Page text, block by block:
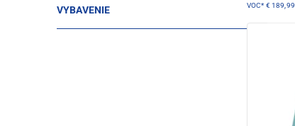
VYBAVENIE VOC* € 189,99